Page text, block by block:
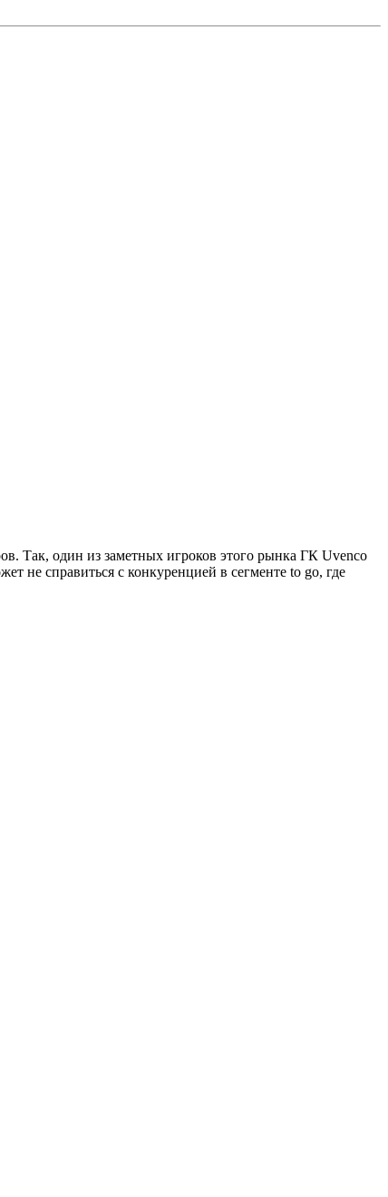
Так, один из заметных игроков этого рынка ГК Uvenco
не справиться с конкуренцией в сегменте to go, где